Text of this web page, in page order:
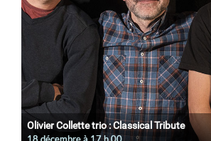
Olivier Collette trio : Classical Tribute